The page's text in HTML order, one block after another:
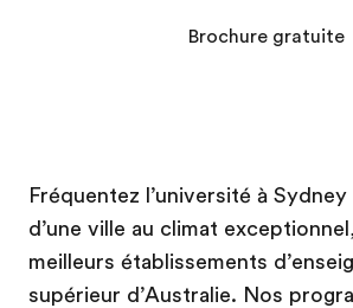
Qui sommes-nous ?
EF recrute
Rejoignez nos équipes
Brochure gratuite
Fréquentez l’université à
d’une ville au climat
meilleurs établissements
supérieur d’Australie. Nos